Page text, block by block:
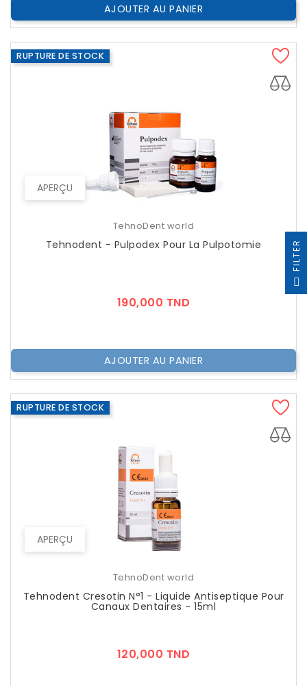
AJOUTER AU PANIER
APERÇU
RUPTURE DE STOCK
TehnoDent world
Tehnodent - Pulpodex Pour La Pulpotomie
190,000 TND
AJOUTER AU PANIER
APERÇU
RUPTURE DE STOCK
TehnoDent world
Tehnodent Cresotin N°1 - Liquide Antiseptique Pour
Canaux Dentaires - 15ml
120,000 TND
R